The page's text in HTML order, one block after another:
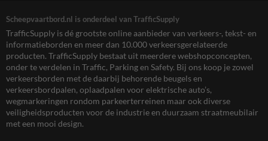
Scheepvaartbord.nl is onderdeel van TrafficSupply
TrafficSupply is dé grootste online aanbieder van verkeers-, tekst- en
informatieborden en meer dan 10.000 verkeersgerelateerde
producten. TrafficSupply bestaat uit meerdere webshopconcepten,
onder te verdelen in Traffic, Parking en Safety. Bij ons koop je zowel
verkeersborden met de daarbij behorende beugels en
verkeersbordpalen, oplaadpalen voor elektrische auto’s,
wegmarkeringen rondom parkeerterreinen maar ook diverse
veiligheidsproducten voor de industrie en duurzaam straatmeubilair
met een mooi design.